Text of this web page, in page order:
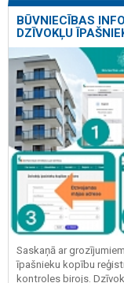
BŪVNIECĪBAS
DZĪVOKĻU
Saskaņā ar
īpašnieku kopību
kontroles birojs.